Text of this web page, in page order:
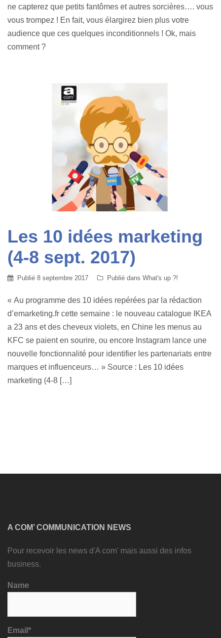
ne capterez que petits fantômes et autres sorcières…. vous
vous trompez ! En fait, vous élargirez bien plus votre
audience que ces quelques inconditionnels ! Ok, mais
comment ?
Les 10 idées marketing
(4-8 sept. 2017)
Publié 8 septembre 2017 Publié dans What's up ?!
« Au programme des 10 idées repérées par la rédaction
d’emarketing.fr cette semaine : le nouveau catalogue IKEA
a 23 ans et des cheveux violets, en Chine les menus au
KFC se paient en sourire, ou encore Instagram lance une
nouvelle fonctionnalité pour identifier les partenariats entre
marques et influenceurs… » Source : Les 10 idées
marketing (4-8 […]
A COM’ COMMUNICATION NEWS
Pour recevoir les news d'A com' mais aussi des infos
business.
Name
Email*